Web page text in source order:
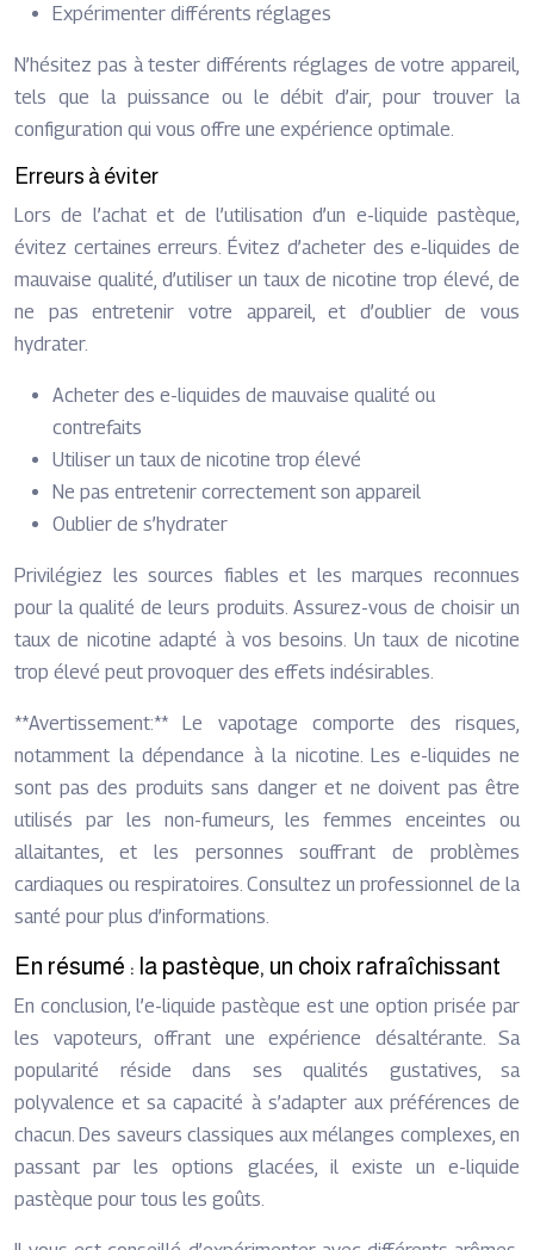
Expérimenter différents réglages
N’hésitez pas à tester différents réglages de votre appareil,
tels que la puissance ou le débit d’air, pour trouver la
configuration qui vous offre une expérience optimale.
Erreurs à éviter
Lors de l’achat et de l’utilisation d’un e-liquide pastèque,
évitez certaines erreurs. Évitez d’acheter des e-liquides de
mauvaise qualité, d’utiliser un taux de nicotine trop élevé, de
ne pas entretenir votre appareil, et d’oublier de vous
hydrater.
Acheter des e-liquides de mauvaise qualité ou
contrefaits
Utiliser un taux de nicotine trop élevé
Ne pas entretenir correctement son appareil
Oublier de s’hydrater
Privilégiez les sources fiables et les marques reconnues
pour la qualité de leurs produits. Assurez-vous de choisir un
taux de nicotine adapté à vos besoins. Un taux de nicotine
trop élevé peut provoquer des effets indésirables.
**Avertissement:** Le vapotage comporte des risques,
notamment la dépendance à la nicotine. Les e-liquides ne
sont pas des produits sans danger et ne doivent pas être
utilisés par les non-fumeurs, les femmes enceintes ou
allaitantes, et les personnes souffrant de problèmes
cardiaques ou respiratoires. Consultez un professionnel de la
santé pour plus d’informations.
En résumé : la pastèque, un choix rafraîchissant
En conclusion, l’e-liquide pastèque est une option prisée par
les vapoteurs, offrant une expérience désaltérante. Sa
popularité réside dans ses qualités gustatives, sa
polyvalence et sa capacité à s’adapter aux préférences de
chacun. Des saveurs classiques aux mélanges complexes, en
passant par les options glacées, il existe un e-liquide
pastèque pour tous les goûts.